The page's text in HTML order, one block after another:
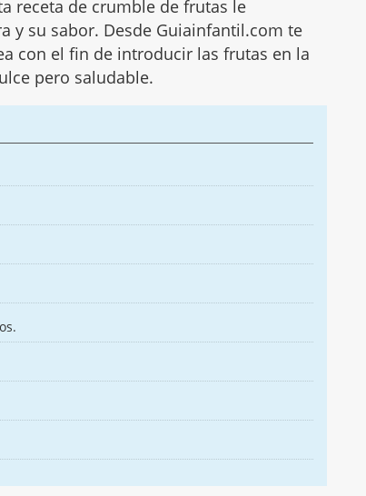
receta de crumble de frutas le
y su sabor. Desde Guiainfantil.com te
con el fin de introducir las frutas en la
pero saludable.